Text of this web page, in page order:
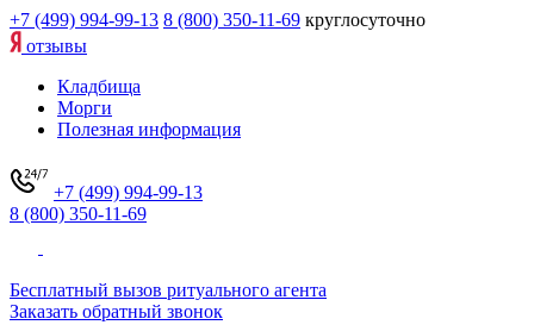
+7 (499) 994-99-13 8 (800) 350-11-69 круглосуточно
отзывы
Кладбища
Морги
Полезная информация
+7 (499) 994-99-13
8 (800) 350-11-69
Бесплатный вызов ритуального агента
Заказать обратный звонок